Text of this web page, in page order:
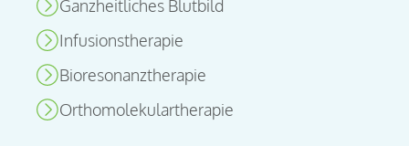
Ganzheitliches Blutbild
Infusionstherapie
Bioresonanztherapie
Orthomolekulartherapie